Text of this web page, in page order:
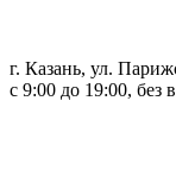
г. Казань, ул.
с 9:00 до 19:00, без